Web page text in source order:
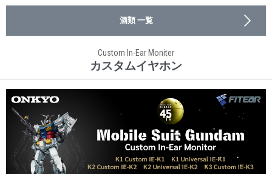
酒類 一覧
Custom In-Ear Moniter
カスタムイヤホン